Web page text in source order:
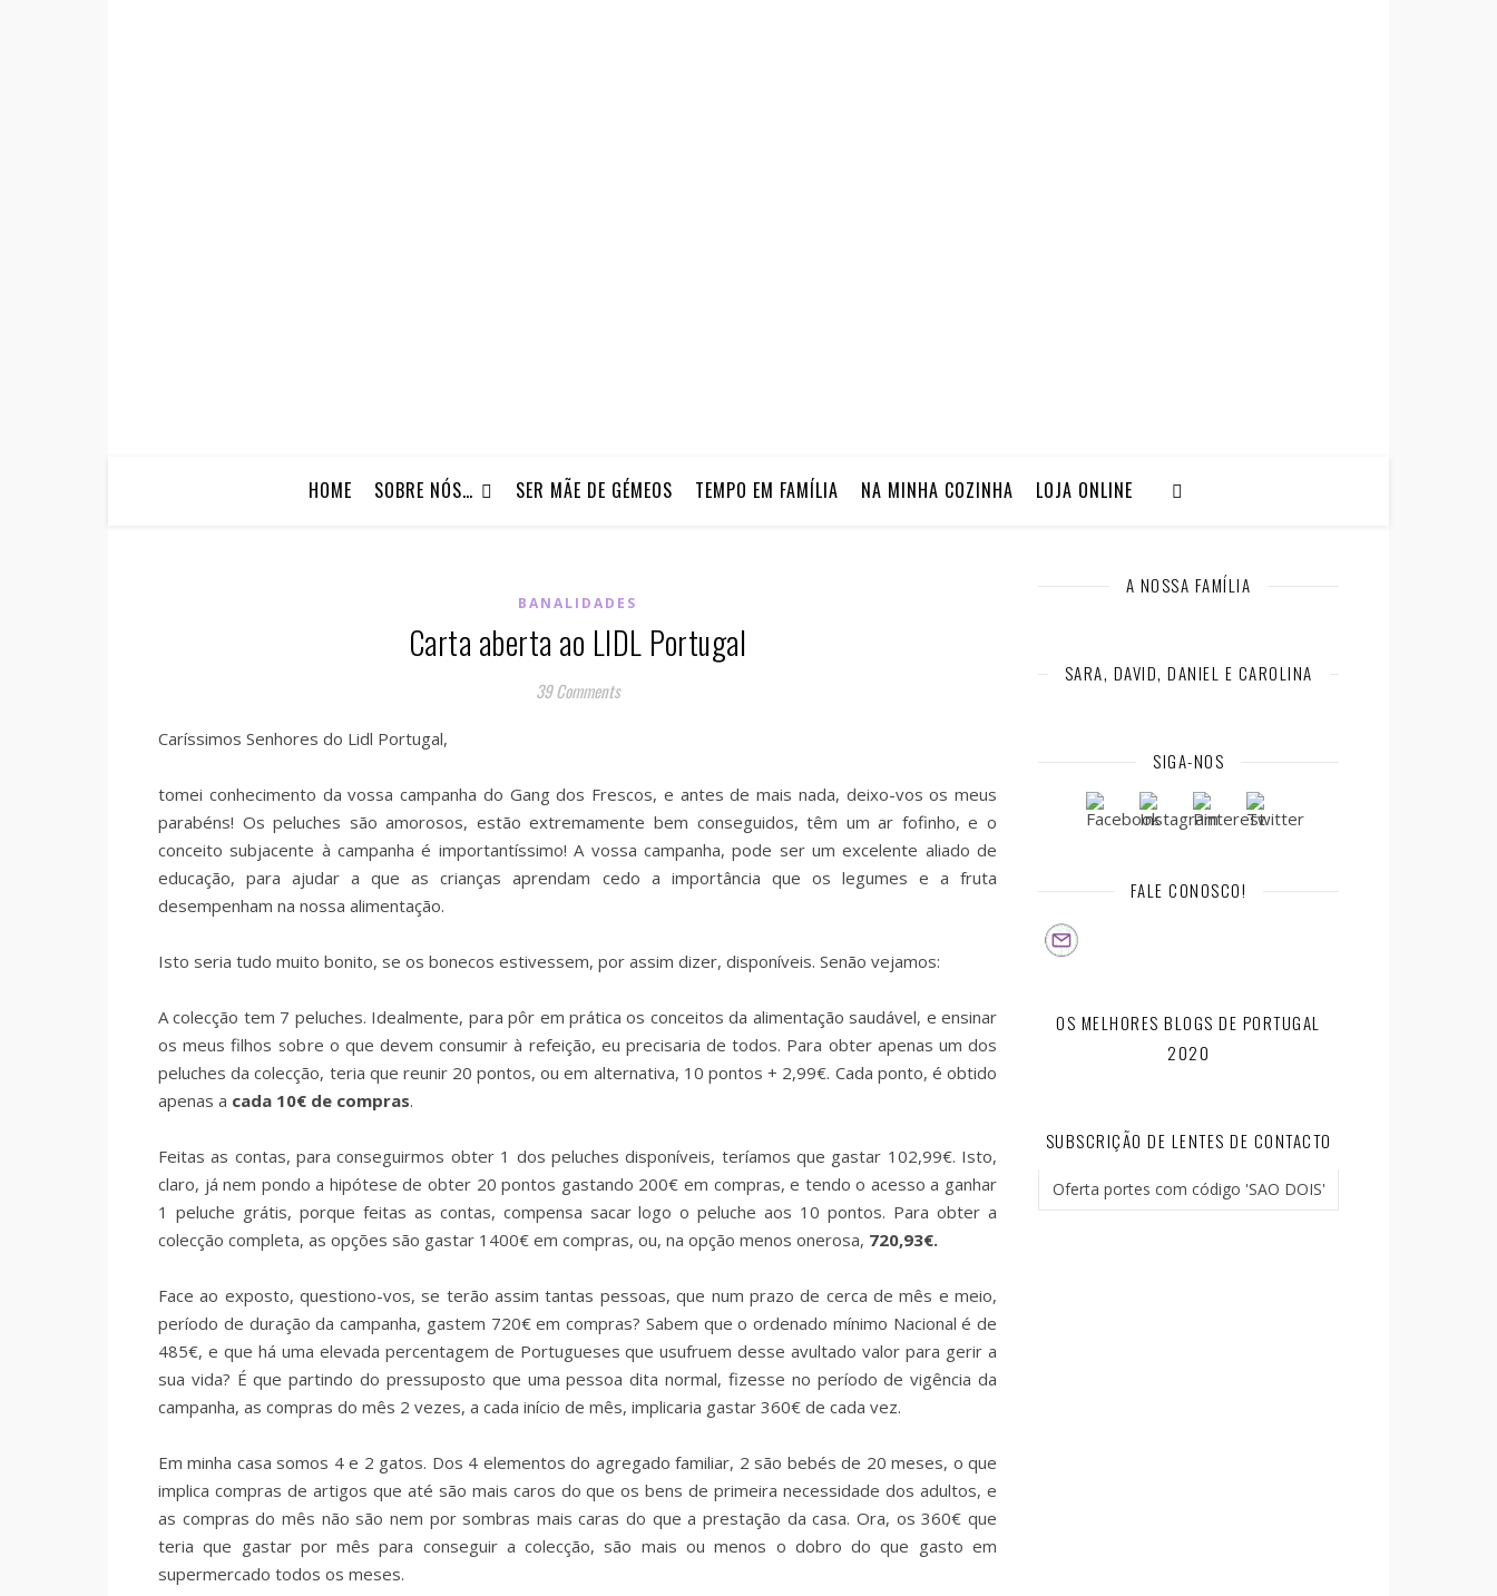
HOME SOBRE NÓS… SER MÃE DE GÉMEOS TEMPO EM FAMÍLIA NA MINHA COZINHA LOJA ONLINE
BANALIDADES
Carta aberta ao LIDL Portugal
39 Comments
Caríssimos Senhores do Lidl Portugal,
tomei conhecimento da vossa campanha do Gang dos Frescos, e antes de mais nada, deixo-vos os meus
parabéns! Os peluches são amorosos, estão extremamente bem conseguidos, têm um ar fofinho, e o
conceito subjacente à campanha é importantíssimo! A vossa campanha, pode ser um excelente aliado de
educação, para ajudar a que as crianças aprendam cedo a importância que os legumes e a fruta
desempenham na nossa alimentação.
Isto seria tudo muito bonito, se os bonecos estivessem, por assim dizer, disponíveis. Senão vejamos:
A colecção tem 7 peluches. Idealmente, para pôr em prática os conceitos da alimentação saudável, e ensinar
os meus filhos sobre o que devem consumir à refeição, eu precisaria de todos. Para obter apenas um dos
peluches da colecção, teria que reunir 20 pontos, ou em alternativa, 10 pontos + 2,99€. Cada ponto, é obtido
apenas a cada 10€ de compras.
Feitas as contas, para conseguirmos obter 1 dos peluches disponíveis, teríamos que gastar 102,99€. Isto,
claro, já nem pondo a hipótese de obter 20 pontos gastando 200€ em compras, e tendo o acesso a ganhar
1 peluche grátis, porque feitas as contas, compensa sacar logo o peluche aos 10 pontos. Para obter a
colecção completa, as opções são gastar 1400€ em compras, ou, na opção menos onerosa, 720,93€.
Face ao exposto, questiono-vos, se terão assim tantas pessoas, que num prazo de cerca de mês e meio,
período de duração da campanha, gastem 720€ em compras? Sabem que o ordenado mínimo Nacional é de
485€, e que há uma elevada percentagem de Portugueses que usufruem desse avultado valor para gerir a
sua vida? É que partindo do pressuposto que uma pessoa dita normal, fizesse no período de vigência da
campanha, as compras do mês 2 vezes, a cada início de mês, implicaria gastar 360€ de cada vez.
Em minha casa somos 4 e 2 gatos. Dos 4 elementos do agregado familiar, 2 são bebés de 20 meses, o que
implica compras de artigos que até são mais caros do que os bens de primeira necessidade dos adultos, e
as compras do mês não são nem por sombras mais caras do que a prestação da casa. Ora, os 360€ que
teria que gastar por mês para conseguir a colecção, são mais ou menos o dobro do que gasto em
supermercado todos os meses.
A NOSSA FAMÍLIA
SARA, DAVID, DANIEL E CAROLINA
SIGA-NOS
FALE CONOSCO!
OS MELHORES BLOGS DE PORTUGAL
2020
SUBSCRIÇÃO DE LENTES DE CONTACTO
Oferta portes com código 'SAO DOIS'